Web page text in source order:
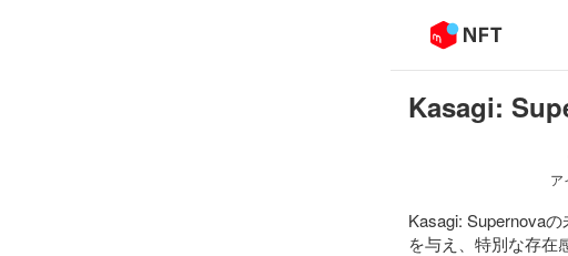
Kasagi:
ア
Kasagi: Supernova
を与え、特別な存在